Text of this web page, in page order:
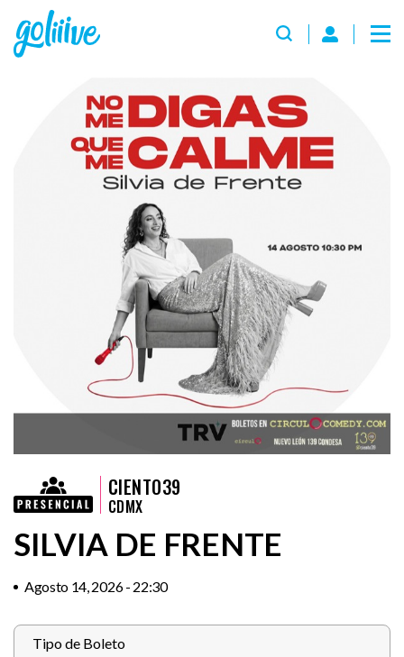
CIENTO39
CDMX
SILVIA DE FRENTE
Agosto 14, 2026 - 22:30
Tipo de Boleto